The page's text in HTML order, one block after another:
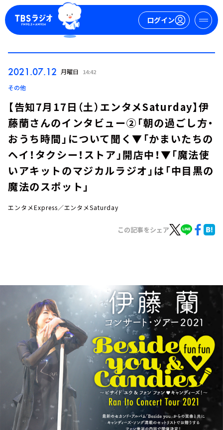
ログイン
今日の番組表
週間番組表
トピックス
2021.07.12 月曜日 14:42
その他
【告知7月17日（土）エンタメSaturday】伊
藤蘭さんのインタビュー②「朝の過ごし方・
おうち時間」について聞く▼「かまいたちの
ヘイ！タクシー！ストア」開店中！▼「魔法使
いアキットのマジカルラジオ」は「中目黒の
魔法のスポット」
エンタメExpress／エンタメSaturday
この記事をシェア